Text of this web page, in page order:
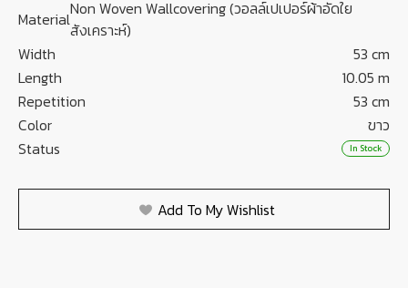
MaterialNon Woven Wallcovering (วอลล์เปเปอร์ผ้าอัดใย
สังเคราะห์)
Width
53 cm
Length
10.05 m
Repetition
53 cm
Color
ขาว
Status
In Stock
Add To My Wishlist